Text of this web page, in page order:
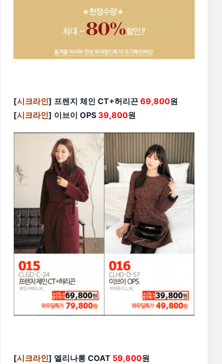
[시크라인] 프렌지 체인 CT+허리끈 69,800원
[시크라인] 이브이 OPS 39,800원
[시크라인] 엘리나롱 COAT 59,800원